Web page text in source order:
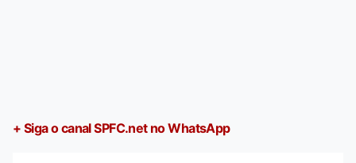
+ Siga o canal SPFC.net no WhatsApp